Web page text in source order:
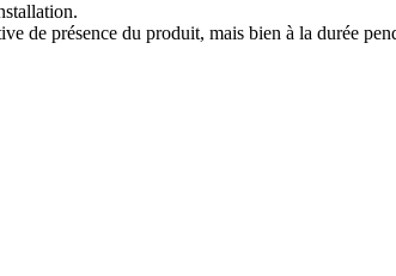
de présence du produit, mais bien à la durée